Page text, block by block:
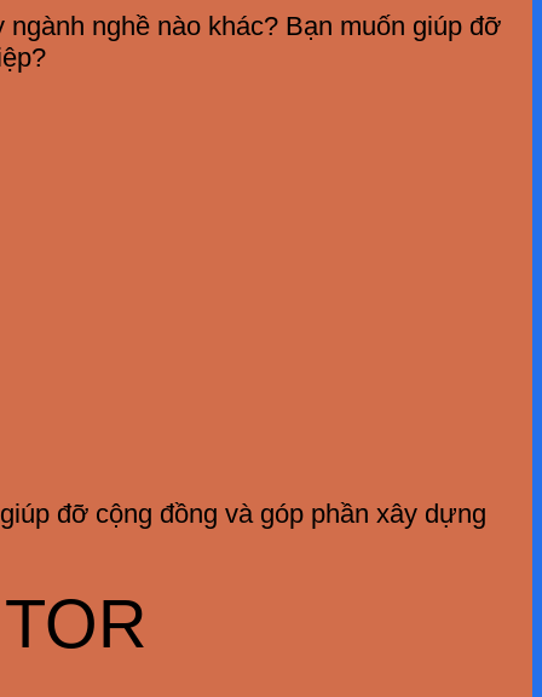
nghề nào khác? Bạn muốn giúp đỡ
đỡ cộng đồng và góp phần xây dựng